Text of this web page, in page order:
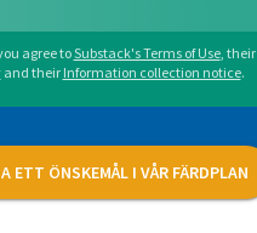
agree toSubstack's Terms of Use, their
and their Information collection notice.
ETT ÖNSKEMÅL I VÅR FÄRDPLAN